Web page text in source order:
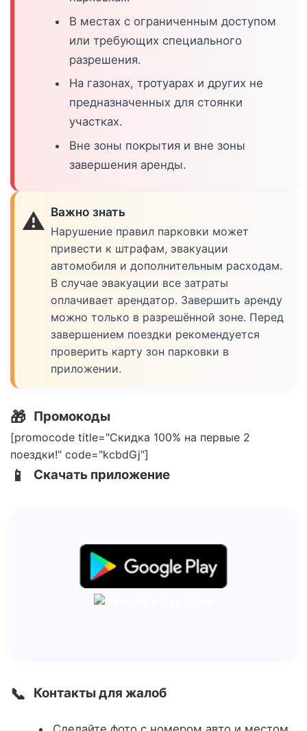
В местах с ограниченным доступом
или требующих специального
разрешения.
На газонах, тротуарах и других не
предназначенных для стоянки
участках.
Вне зоны покрытия и вне зоны
завершения аренды.
⚠️ Важно знать
Нарушение правил парковки может
привести к штрафам, эвакуации
автомобиля и дополнительным расходам.
В случае эвакуации все затраты
оплачивает арендатор. Завершить аренду
можно только в разрешённой зоне. Перед
завершением поездки рекомендуется
проверить карту зон парковки в
приложении.
🎁 Промокоды
[promocode title="Скидка 100% на первые 2
поездки!" code="kcbdGj"]
📱 Скачать приложение
📞 Контакты для жалоб